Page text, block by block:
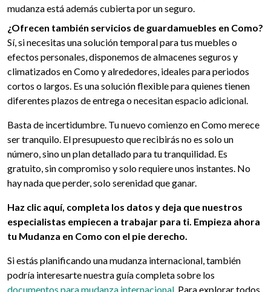
mudanza está además cubierta por un seguro.
¿Ofrecen también servicios de guardamuebles en Como?
Sí, si necesitas una solución temporal para tus muebles o
efectos personales, disponemos de almacenes seguros y
climatizados en Como y alrededores, ideales para periodos
cortos o largos. Es una solución flexible para quienes tienen
diferentes plazos de entrega o necesitan espacio adicional.
Basta de incertidumbre. Tu nuevo comienzo en Como merece
ser tranquilo. El presupuesto que recibirás no es solo un
número, sino un plan detallado para tu tranquilidad. Es
gratuito, sin compromiso y solo requiere unos instantes. No
hay nada que perder, solo serenidad que ganar.
Haz clic aquí, completa los datos y deja que nuestros
especialistas empiecen a trabajar para ti. Empieza ahora
tu Mudanza en Como con el pie derecho.
Si estás planificando una mudanza internacional, también
podría interesarte nuestra guía completa sobre los
documentos para mudanza internacional . Para explorar todos